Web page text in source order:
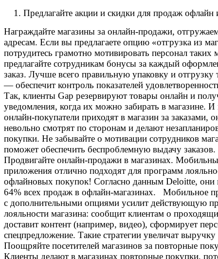
Предлагайте акции и скидки для продаж офлайн
Награждайте магазины за онлайн-продажи,
адресам. Если вы предлагаете опцию «отгрузка из
потрудитесь грамотно мотивировать персонал таких
предлагайте сотрудникам бонусы за каждый
заказ. Лучше всего правильную упаковку и отгрузку
— обеспечит контроль показателей
Так, клиенты Gap резервируют товары онлайн и
уведомления, когда их можно забирать в магазине. И
онлайн-покупатели приходят в магазин за заказами,
невольно смотрят по сторонам и делают
покупки. Не забывайте о мотивации сотрудников
поможет обеспечить беспроблемную выдачу заказов.
Продвигайте онлайн-продажи в магазинах.
приложения отлично подходят для программ
офлайновых покупок! Согласно данным Deloitte, они
64% всех продаж в офлайн-магазинах.
Мобильное
c дополнительными опциями усилит действующую
лояльности магазина: сообщит клиентам о
доставит контент (например, видео), сформирует
спецпредложение. Такие стратегии увеличат
Поощряйте посетителей магазинов за повторные
Клиенты делают в магазинах повторные покупки,